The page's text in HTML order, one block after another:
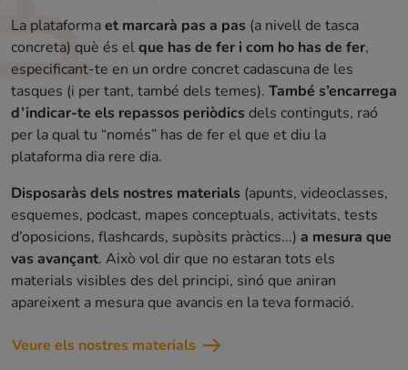
La plataformaet marcarà pas a pas (a nivell de tasca
concreta) què és elque has de fer i com ho has de fer,
especificant-te en un ordre concret cadascuna de les
tasques (i per tant, també dels temes). També s’encarrega
d’indicar-te els repassos periòdics dels continguts, raó
per la qual tu “només” has de fer el que et diu la
plataforma dia rere dia.
Disposaràs dels nostres materials (apunts, videoclasses,
esquemes, podcast, mapes conceptuals, activitats, tests
d’oposicions, flashcards, supòsits pràctics...) a mesura que
vas avançant. Això vol dir que no estaran tots els
materials visibles des del principi, sinó que aniran
apareixent a mesura que avancis en la teva formació.
Veure els nostres materials